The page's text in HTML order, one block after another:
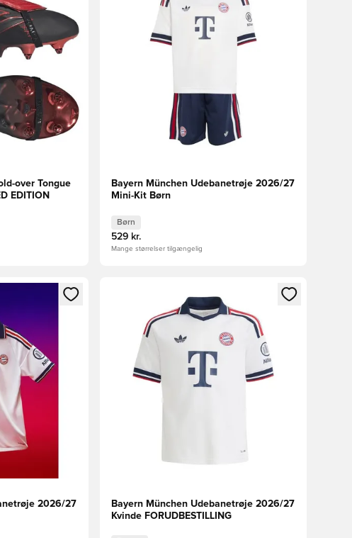
over Tongue
EDITION
Bayern München Udebanetrøje 2026/27
Mini-Kit Børn
Børn
529 kr.
Mange størrelser tilgængelig
ind eller tilmelde dig som medlem
2026/27
Åbner en Modal til at logge ind eller tilmelde dig
Bayern München Udebanetrøje 2026/27
Kvinde FORUDBESTILLING